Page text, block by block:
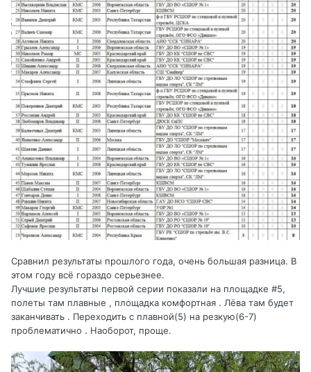
Сравнил результаты прошлого года, очень большая разница. В
этом году всё гораздо серьезнее.
Лучшие результаты первой серии показали на площадке #5,
полеты там плавные , площадка комфортная . Лёва там будет
заканчивать . Переходить с плавной(5) на резкую(6-7)
проблематично . Наоборот, проще.